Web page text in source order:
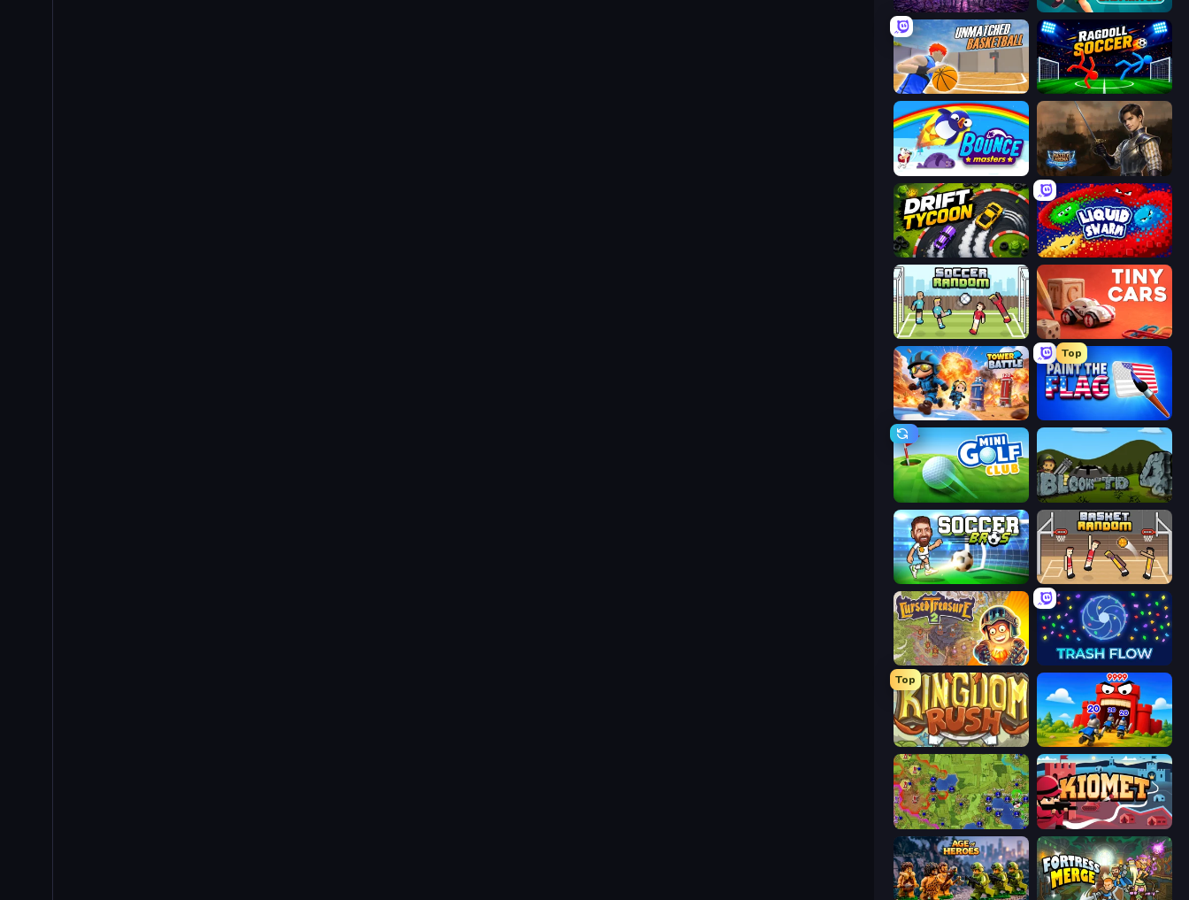
Idle Zombie Wave: Survivors Smash Badminton
Unmatched Basketball Ragdoll Soccer 2 Players
Bouncemasters Battle Arena
Drift Tycoon Liquid Swarm
Soccer Random Tiny Cars
Tower Battle
Top
Paint the Flag
Mini Golf Club Bloons Tower Defense 4
Soccer Bros Basket Random
Cursed Treasure 2 Trash Flow
Top
Kingdom Rush TimeWarriors
Hex Empire Kiomet